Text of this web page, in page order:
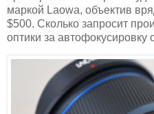
маркой Laowa, объектив
$500. Сколько запросит
оптики за автофокусировку